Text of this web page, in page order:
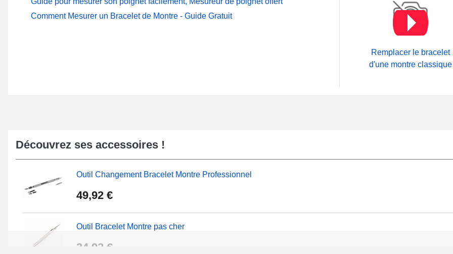
Comment Mesurer un Bracelet de Montre - Guide Gratuit
Remplacer le bracelet
d'une montre classique
Découvrez ses accessoires !
Outil Changement Bracelet Montre Professionnel
49,92 €
Outil Bracelet Montre pas cher
34,92 €